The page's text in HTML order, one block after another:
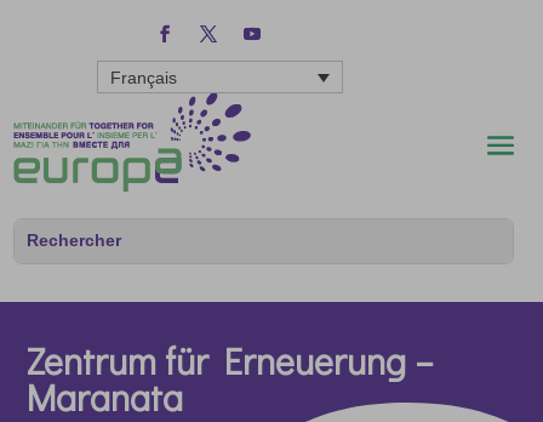
Français
Zentrum für Erneuerung –
Maranata